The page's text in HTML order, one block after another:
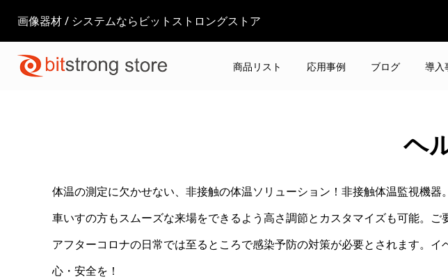
画像器材 / システムならビットストロングストア
商品リスト 応用事例 ブログ 導入
ヘ
体温の測定に欠かせない、非接触の体温ソリューション！非接触体温監視機器
車いすの方もスムーズな来場をできるよう高さ調節とカスタマイズも可能。ご
アフターコロナの日常では至るところで感染予防の対策が必要とされます。
心・安全を！